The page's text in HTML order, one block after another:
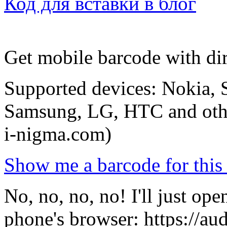
Get mobile barcode with
Supported devices: Nokia,
Samsung, LG, HTC and
i-nigma.com)
Show me a barcode for
No, no, no, no! I'll just
phone's browser: https://